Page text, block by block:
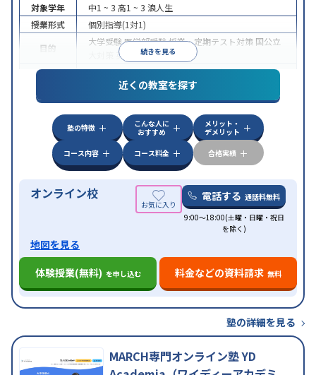
続きを見る
対象学年 中1 ~ 3 高1 ~ 3 浪人生
授業形式
個別指導(1対1)
目的
大学受験医学部受験授業・定期テスト対策 国公立
英検(英語検定)対策
中高一貫校生に対応授業の振替可能オンライン対
自習室あり
近くの教室を探す
塾の特徴
こんな人に
おすすめ
メリット・
デメリット
コース内容
コース料金 合格実績
オンライン校 電話する 通話料無料
9:00～18:00(土曜・日曜・祝日
を除く)
地図を見る
体験授業(無料) を申し込む 料金などの資料請求 無料
塾の詳細を見る
MARCH専門オンライン塾 YD